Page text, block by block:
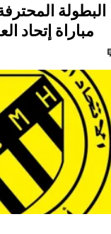
البطولة
مباراة إتحاد